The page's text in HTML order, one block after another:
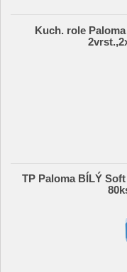
Kuch. role
TP Paloma BÍLÝ